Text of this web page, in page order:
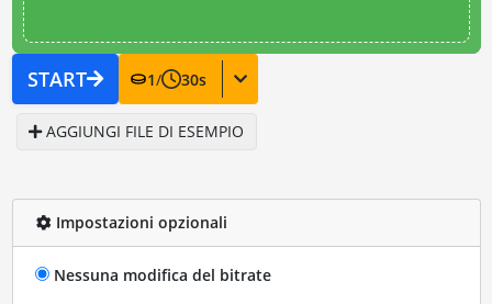
START 1/ 30s
AGGIUNGI FILE DI ESEMPIO
Impostazioni opzionali
Nessuna modifica del bitrate